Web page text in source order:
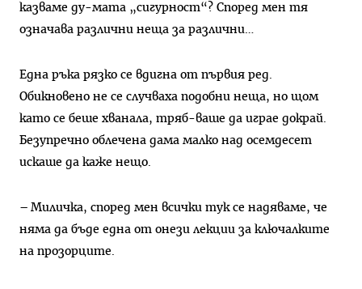
казваме ду-мата „сигурност“? Според мен тя
означава различни неща за различни…
Една ръка рязко се вдигна от първия ред.
Обикновено не се случваха подобни неща, но щом
като се беше хванала, тряб-ваше да играе докрай.
Безупречно облечена дама малко над осемдесет
искаше да каже нещо.
– Миличка, според мен всички тук се надяваме, че
няма да бъде една от онези лекции за ключалките
на прозорците.